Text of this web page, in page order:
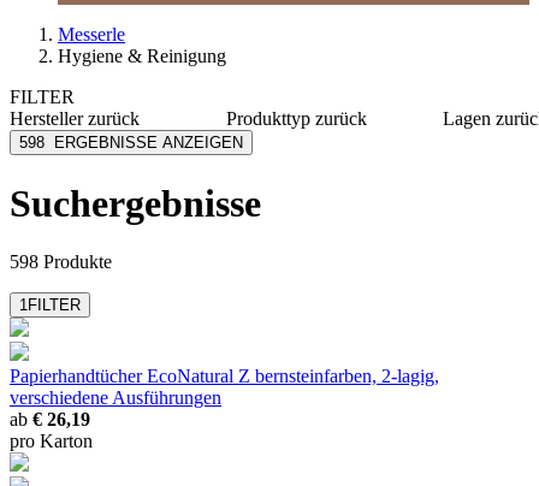
Messerle
Hygiene & Reinigung
FILTER
Herstellerzurück
[e] one
AMPri
Aristo
mehr anzeigen
Produkttyp zurück
Desinfektionsspender
Lagen
598 ERGEBNISSE ANZEIGEN
Suchergebnisse
598 Produkte
1FILTER
Papierhandtücher EcoNatural Z bernsteinfarben, 2-lagig,
verschiedene Ausführungen
ab € 26,19
pro Karton